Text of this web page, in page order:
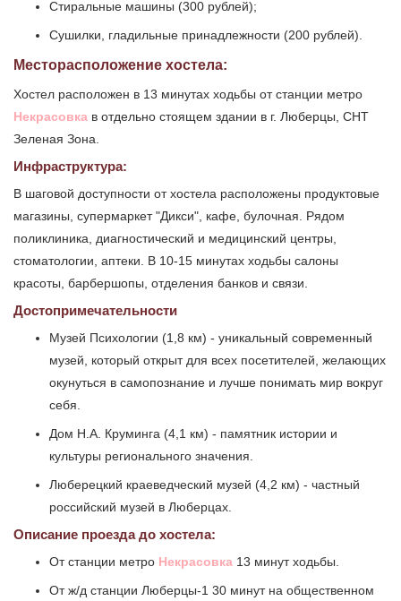
Стиральные машины (300 рублей);
Сушилки, гладильные принадлежности (200 рублей).
Месторасположение хостела:
Хостел расположен в 13 минутах ходьбы от станции метро
Некрасовка в отдельно стоящем здании в г. Люберцы, СНТ
Зеленая Зона.
Инфраструктура:
В шаговой доступности от хостела расположены продуктовые
магазины, супермаркет "Дикси", кафе, булочная. Рядом
поликлиника, диагностический и медицинский центры,
стоматологии, аптеки. В 10-15 минутах ходьбы салоны
красоты, барбершопы, отделения банков и связи.
Достопримечательности
Музей Психологии (1,8 км) - уникальный современный
музей, который открыт для всех посетителей, желающих
окунуться в самопознание и лучше понимать мир вокруг
себя.
Дом Н.А. Круминга (4,1 км) - памятник истории и
культуры регионального значения.
Люберецкий краеведческий музей (4,2 км) - частный
российский музей в Люберцах.
Описание проезда до хостела:
От станции метро Некрасовка 13 минут ходьбы.
От ж/д станции Люберцы-1 30 минут на общественном